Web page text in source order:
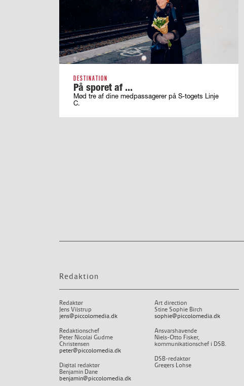
DESTINATION
På sporet af ...
Mød tre af dine medpassagerer på S-togets Linje
C.
Redaktion
Redaktør
Jens Vilstrup
jens@piccolomedia.dk
Redaktionschef
Peter Nicolai Gudme
Christensen
peter@piccolomedia.dk
Digital redaktør
Benjamin Dane
benjamin@piccolomedia.dk
Art direction
Stine Sophie Birch
sophie@piccolomedia.dk
Ansvarshavende
Niels-Otto Fisker,
kommunikationschef i DSB.
DSB-redaktør
Gregers Lohse